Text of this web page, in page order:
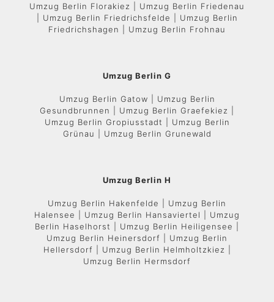
Umzug Berlin Florakiez | Umzug Berlin Friedenau
| Umzug Berlin Friedrichsfelde | Umzug Berlin
Friedrichshagen | Umzug Berlin Frohnau
Umzug Berlin G
Umzug Berlin Gatow | Umzug Berlin
Gesundbrunnen | Umzug Berlin Graefekiez |
Umzug Berlin Gropiusstadt | Umzug Berlin
Grünau | Umzug Berlin Grunewald
Umzug Berlin H
Umzug Berlin Hakenfelde | Umzug Berlin
Halensee | Umzug Berlin Hansaviertel | Umzug
Berlin Haselhorst | Umzug Berlin Heiligensee |
Umzug Berlin Heinersdorf | Umzug Berlin
Hellersdorf | Umzug Berlin Helmholtzkiez |
Umzug Berlin Hermsdorf